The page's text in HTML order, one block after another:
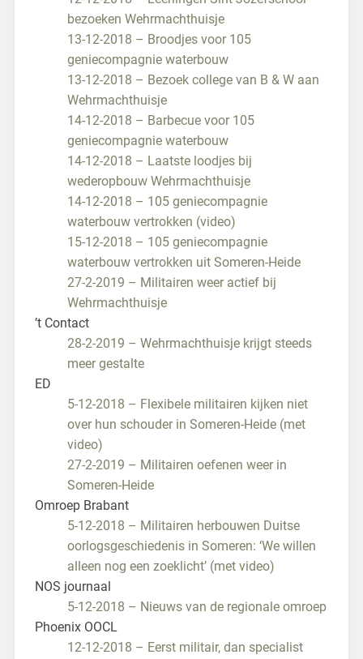
bezoeken Wehrmachthuisje
13-12-2018 – Broodjes voor 105
geniecompagnie waterbouw
13-12-2018 – Bezoek college van B & W aan
Wehrmachthuisje
14-12-2018 – Barbecue voor 105
geniecompagnie waterbouw
14-12-2018 – Laatste loodjes bij
wederopbouw Wehrmachthuisje
14-12-2018 – 105 geniecompagnie
waterbouw vertrokken (video)
15-12-2018 – 105 geniecompagnie
waterbouw vertrokken uit Someren-Heide
27-2-2019 – Militairen weer actief bij
Wehrmachthuisje
’t Contact
28-2-2019 – Wehrmachthuisje krijgt steeds
meer gestalte
ED
5-12-2018 – Flexibele militairen kijken niet
over hun schouder in Someren-Heide (met
video)
27-2-2019 – Militairen oefenen weer in
Someren-Heide
Omroep Brabant
5-12-2018 – Militairen herbouwen Duitse
oorlogsgeschiedenis in Someren: ‘We willen
alleen nog een zoeklicht’ (met video)
NOS journaal
5-12-2018 – Nieuws van de regionale omroep
Phoenix OOCL
12-12-2018 – Eerst militair, dan specialist